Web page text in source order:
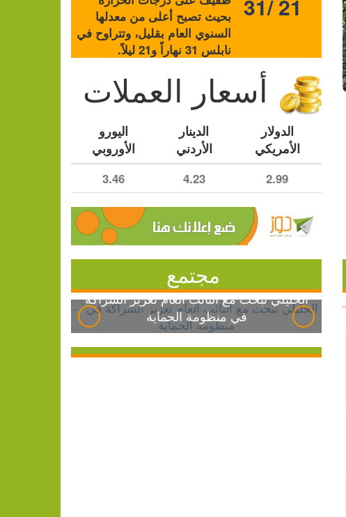
بحيث تصبح أعلى من معدلها
السنوي العام بقليل، وتتراوح في
نابلس 31 نهاراً و21 ليلاً.
31/ 21
أسعار العملات
الدولار
الأمريكي
الدينار
الأردني
اليورو
الأوروبي
2.99
4.23
3.46
مجتمع
الخليلي تبحث مع النائب العام تعزيز الشراكة
في منظومة الحماية